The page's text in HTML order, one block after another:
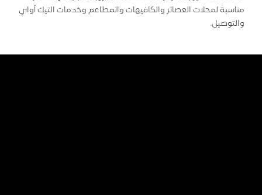
مناسبة لمحلات العصائر والكافيهات والمطاعم وخدمات التيك أواي
والتوصيل.